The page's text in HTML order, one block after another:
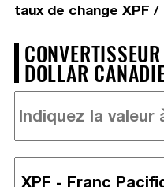
taux de change XPF /
DOLLAR